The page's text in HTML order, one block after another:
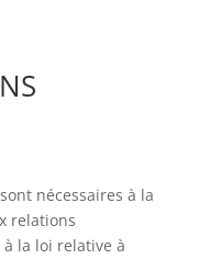
nécessaires à la
relations
la loi relative à